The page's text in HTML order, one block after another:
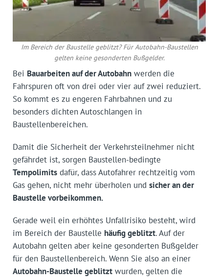
Im Bereich der Baustelle geblitzt? Für Autobahn-Baustellen
gelten keine gesonderten Bußgelder.
Bei Bauarbeiten auf der Autobahnwerden die
Fahrspuren oft von drei oder vier auf zwei reduziert.
So kommt es zu engeren Fahrbahnen und zu
besonders dichten Autoschlangen in
Baustellenbereichen.
Damit die Sicherheit der Verkehrsteilnehmer nicht
gefährdet ist, sorgen Baustellen-bedingte
Tempolimitsdafür, dass Autofahrer rechtzeitig vom
Gas gehen, nicht mehr überholen und sicher an der
Baustelle vorbeikommen.
Gerade weil ein erhöhtes Unfallrisiko besteht, wird
im Bereich der Baustelle häufig geblitzt. Auf der
Autobahn gelten aber keine gesonderten Bußgelder
für den Baustellenbereich. Wenn Sie also an einer
Autobahn-Baustelle geblitztwurden, gelten die